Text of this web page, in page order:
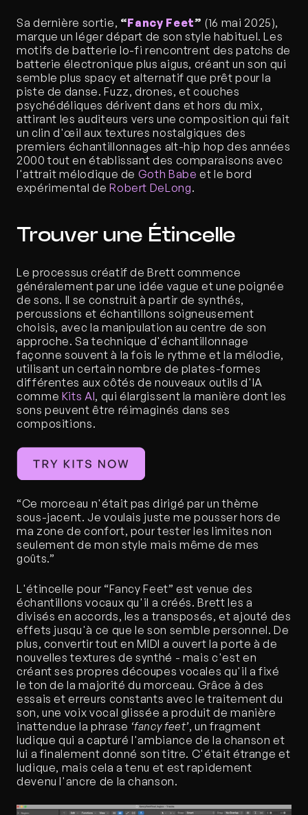
Sa dernière sortie, “Fancy Feet” (16 mai 2025),
marque un léger départ de son style habituel. Les
motifs de batterie lo-fi rencontrent des patchs de
batterie électronique plus aigus, créant un son qui
semble plus spacy et alternatif que prêt pour la
piste de danse. Fuzz, drones, et couches
psychédéliques dérivent dans et hors du mix,
attirant les auditeurs vers une composition qui fait
un clin d'œil aux textures nostalgiques des
premiers échantillonnages alt-hip hop des années
2000 tout en établissant des comparaisons avec
l'attrait mélodique de Goth Babe et le bord
expérimental de Robert DeLong.
Trouver une Étincelle
Le processus créatif de Brett commence
généralement par une idée vague et une poignée
de sons. Il se construit à partir de synthés,
percussions et échantillons soigneusement
choisis, avec la manipulation au centre de son
approche. Sa technique d'échantillonnage
façonne souvent à la fois le rythme et la mélodie,
utilisant un certain nombre de plates-formes
différentes aux côtés de nouveaux outils d'IA
comme Kits AI, qui élargissent la manière dont les
sons peuvent être réimaginés dans ses
compositions.
“Ce morceau n'était pas dirigé par un thème
sous-jacent. Je voulais juste me pousser hors de
ma zone de confort, pour tester les limites non
seulement de mon style mais même de mes
goûts.”
L'étincelle pour “Fancy Feet” est venue des
échantillons vocaux qu'il a créés. Brett les a
divisés en accords, les a transposés, et ajouté des
effets jusqu'à ce que le son semble personnel. De
plus, convertir tout en MIDI a ouvert la porte à de
nouvelles textures de synthé - mais c'est en
créant ses propres découpes vocales qu'il a fixé
le ton de la majorité du morceau. Grâce à des
essais et erreurs constants avec le traitement du
son, une voix vocal glissée a produit de manière
inattendue la phrase ‘fancy feet’, un fragment
ludique qui a capturé l'ambiance de la chanson et
lui a finalement donné son titre. C'était étrange et
ludique, mais cela a tenu et est rapidement
devenu l'ancre de la chanson.